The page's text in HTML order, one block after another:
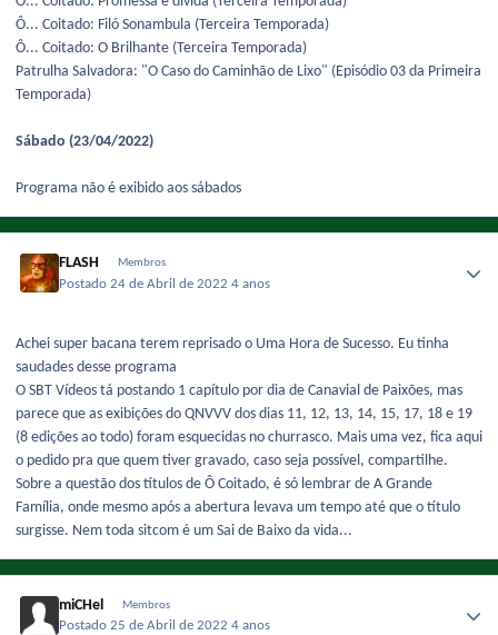
Ô... Coitado: Filó Sonambula (Terceira Temporada)
Ô... Coitado: O Brilhante (Terceira Temporada)
Patrulha Salvadora: "O Caso do Caminhão de Lixo" (Episódio 03 da Primeira
Temporada)
Sábado (23/04/2022)
Programa não é exibido aos sábados
FLASH Membros
Postado24 de Abril de 20224 anos
Achei super bacana terem reprisado o Uma Hora de Sucesso. Eu tinha
saudades desse programa
O SBT Vídeos tá postando 1 capítulo por dia de Canavial de Paixões, mas
parece que as exibições do QNVVV dos dias 11, 12, 13, 14, 15, 17, 18 e 19
(8 edições ao todo) foram esquecidas no churrasco. Mais uma vez, fica aqui
o pedido pra que quem tiver gravado, caso seja possível, compartilhe.
Sobre a questão dos títulos de Ô Coitado, é só lembrar de A Grande
Família, onde mesmo após a abertura levava um tempo até que o título
surgisse. Nem toda sitcom é um Sai de Baixo da vida...
miCHel Membros
Postado25 de Abril de 20224 anos